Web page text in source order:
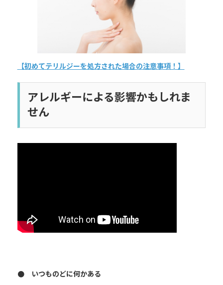
【初めてテリルジーを処方された場合の注意事項！】
アレルギーによる影響かもしれま
せん
● いつものどに何かある